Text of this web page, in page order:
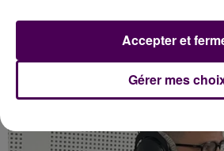
terrain du Stade Malherbe de 1997 à
Gérer mes
Accepter et